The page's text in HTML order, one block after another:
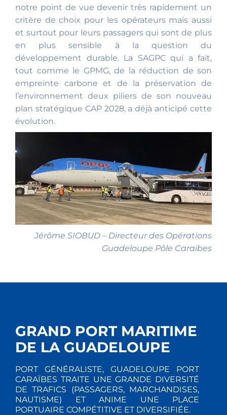
notre point de vue devenir très rapidement un
critère de choix pour les opérateurs mais aussi
et surtout pour leurs passagers qui sont de plus
en plus sensible à la question du
développement durable. La SAGPC qui a fait,
tout comme le GPMG, de la réduction de son
empreinte carbone et de la préservation de
l’environnement deux piliers de son nouveau
plan stratégique CAP 2028, a déjà anticipé cette
évolution.
Jérôme SIOBUD – Directeur des Opérations
Guadeloupe Pôle Caraïbes
GRAND PORT MARITIME
DE LA GUADELOUPE
PORT GÉNÉRALISTE, GUADELOUPE PORT
CARAÏBES TRAITE UNE GRANDE DIVERSITÉ
DE TRAFICS (PASSAGERS, MARCHANDISES,
NAUTISME) ET ANIME UNE PLACE
PORTUAIRE COMPÉTITIVE ET DIVERSIFIÉE.